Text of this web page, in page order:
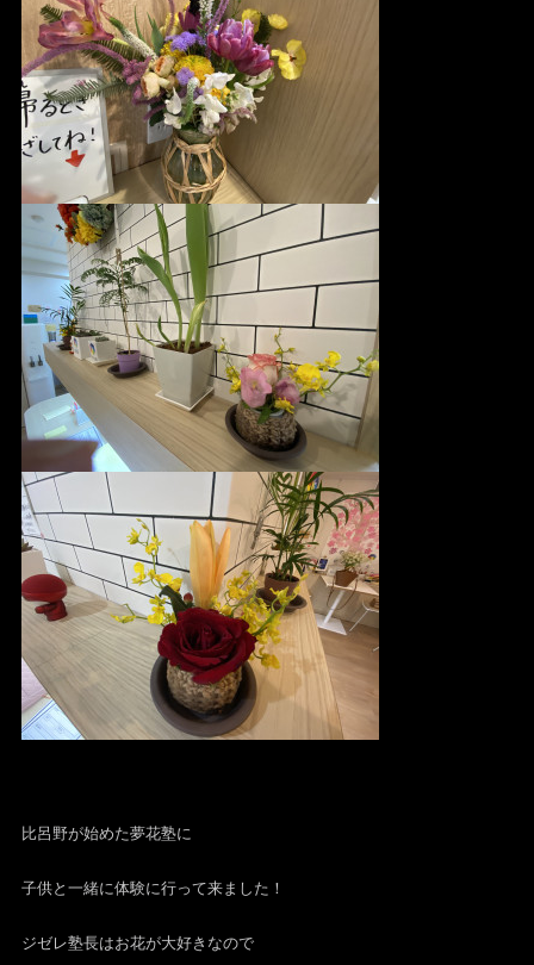
比呂野が始めた夢花塾に
子供と一緒に体験に行って来ました！
ジゼレ塾長はお花が大好きなので